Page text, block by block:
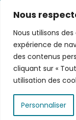
Nous
Nous utilisons
expérience de
des contenus
cliquant sur «
utilisation des
Personnaliser
Nous
!
Votre email